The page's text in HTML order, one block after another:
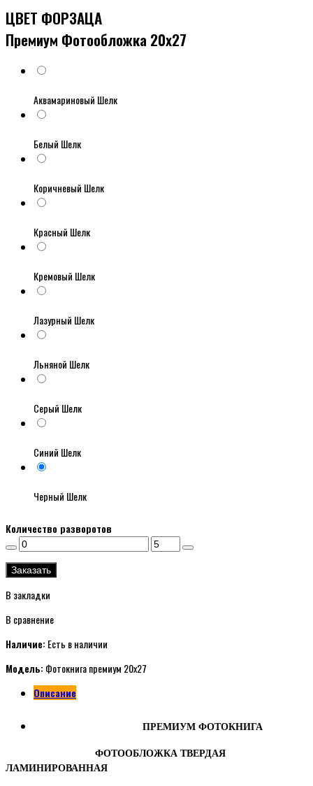
ЦВЕТ ФОРЗАЦА
Премиум Фотообложка 20x27
Аквамариновый Шелк
Белый Шелк
Коричневый Шелк
Красный Шелк
Кремовый Шелк
Лазурный Шелк
Льняной Шелк
Серый Шелк
Синий Шелк
Черный Шелк
Количество разворотов
Заказать
В закладки
В сравнение
Наличие:Есть в наличии
Модель:Фотокнига премиум 20x27
Описание
ПРЕМИУМ ФОТОКНИГА
ФОТООБЛОЖКА ТВЕРДАЯ
ЛАМИНИРОВАННАЯ